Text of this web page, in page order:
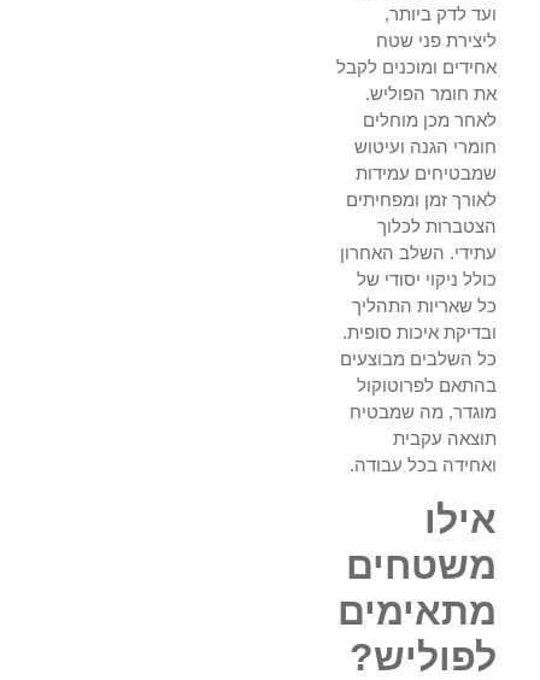
ועד לדק ביותר,
ליצירת פני שטח
אחידים ומוכנים לקבל
את חומר הפוליש.
לאחר מכן מוחלים
חומרי הגנה ועיטוש
שמבטיחים עמידות
לאורך זמן ומפחיתים
הצטברות לכלוך
עתידי. השלב האחרון
כולל ניקוי יסודי של
כל שאריות התהליך
ובדיקת איכות סופית.
כל השלבים מבוצעים
בהתאם לפרוטוקול
מוגדר, מה שמבטיח
תוצאה עקבית
ואחידה בכל עבודה.
אילו
משטחים
מתאימים
לפוליש?